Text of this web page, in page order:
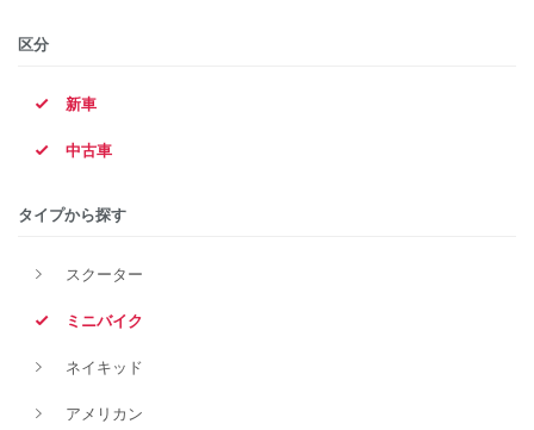
区分
新車
中古車
タイプから探す
スクーター
ミニバイク
ネイキッド
アメリカン
メーカー
排気量